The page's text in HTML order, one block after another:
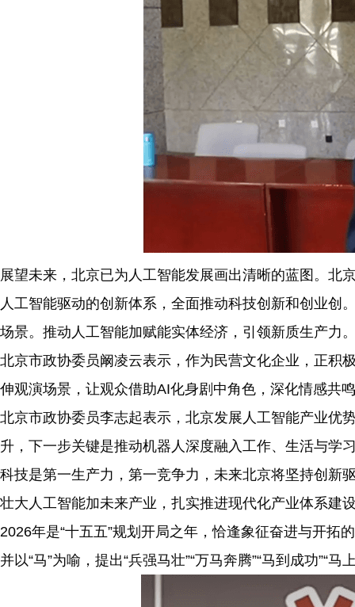
展望未来，北京已为人工智能发展画出清晰的蓝图。北
人工智能驱动的创新体系，全面推动科技创新和创业创
场景。推动人工智能加赋能实体经济，引领新质生产力
北京市政协委员阚凌云表示，作为民营文化企业，正
伸观演场景，让观众借助AI化身剧中角色，深化情感共
北京市政协委员李志起表示，北京发展人工智能产业优
升，下一步关键是推动机器人深度融入工作、生活与学
科技是第一生产力，第一竞争力，未来北京将坚持创新
壮大人工智能加未来产业，扎实推进现代化产业体系建
2026年是“十五五”规划开局之年，恰逢象征奋进与开
并以“马”为喻，提出“兵强马壮”“万马奔腾”“马到成功”“